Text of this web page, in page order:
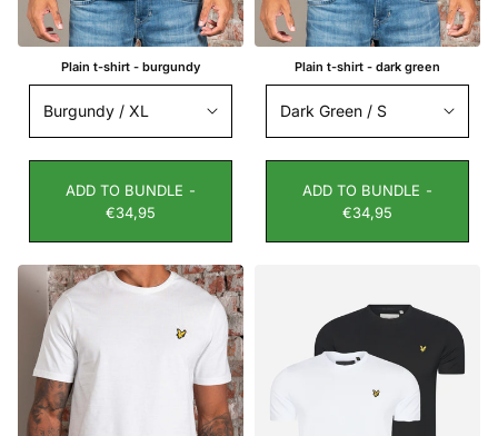
Plain t-shirt - burgundy
ADD TO BUNDLE -
€34,95
Plain t-shirt - dark green
ADD TO BUNDLE -
€34,95